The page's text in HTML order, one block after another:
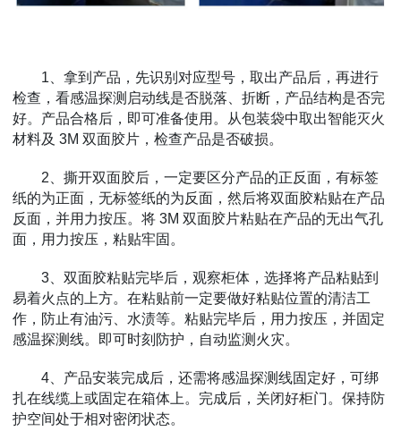
1、拿到产品，先识别对应型号，取出产品后，再进行
检查，看感温探测启动线是否脱落、折断，产品结构是否完
好。产品合格后，即可准备使用。从包装袋中取出智能灭火
材料及 3M 双面胶片，检查产品是否破损。
2、撕开双面胶后，一定要区分产品的正反面，有标签
纸的为正面，无标签纸的为反面，然后将双面胶粘贴在产品
反面，并用力按压。将 3M 双面胶片粘贴在产品的无出气孔
面，用力按压，粘贴牢固。
3、双面胶粘贴完毕后，观察柜体，选择将产品粘贴到
易着火点的上方。在粘贴前一定要做好粘贴位置的清洁工
作，防止有油污、水渍等。粘贴完毕后，用力按压，并固定
感温探测线。即可时刻防护，自动监测火灾。
4、产品安装完成后，还需将感温探测线固定好，可绑
扎在线缆上或固定在箱体上。完成后，关闭好柜门。保持防
护空间处于相对密闭状态。